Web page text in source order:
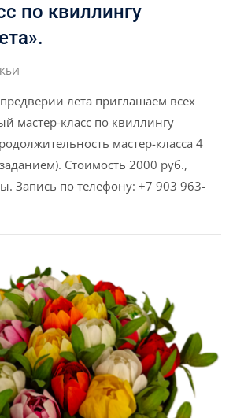
по квиллингу
лета приглашаем всех
мастер-класс по квиллингу
мастер-класса 4
Стоимость 2000 руб.,
Запись по телефону: +7 903 963-